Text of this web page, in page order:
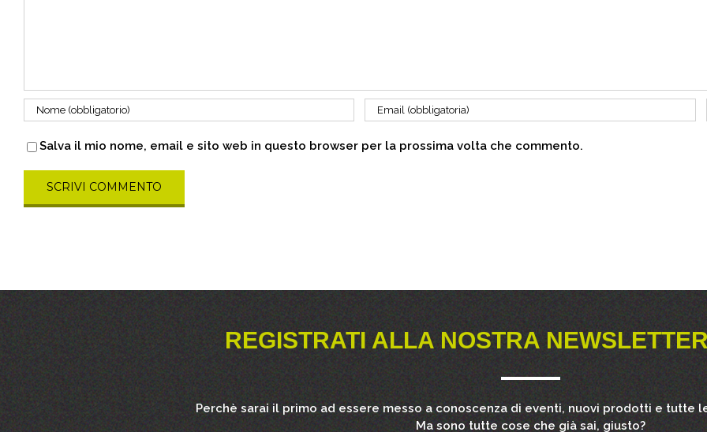
Salva il mio nome, email e sito web in questo browser per la prossima volta che commento.
REGISTRATI ALLA NOSTRA
Perchè sarai il primo ad essere messo a conoscenza di eventi, nuovi prodotti e tutte
Ma sono tutte cose che già sai, giusto?